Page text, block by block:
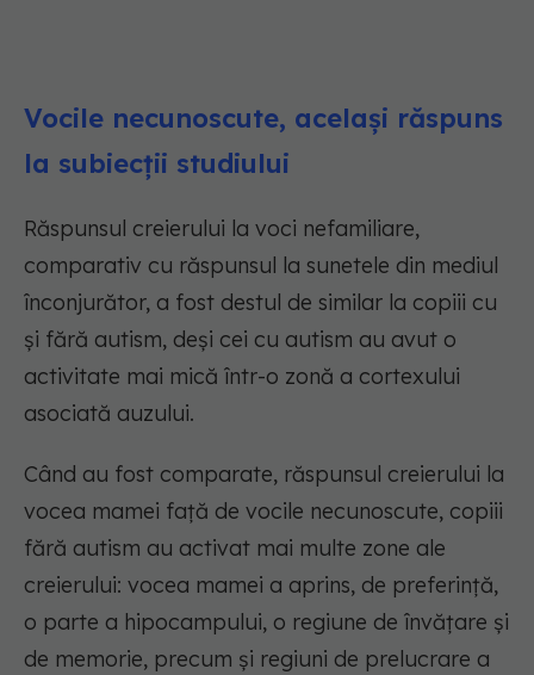
Vocile necunoscute, același răspuns
la subiecții studiului
Răspunsul creierului la voci nefamiliare,
comparativ cu răspunsul la sunetele din mediul
înconjurător, a fost destul de similar la copiii cu
și fără autism, deși cei cu autism au avut o
activitate mai mică într-o zonă a cortexului
asociată auzului.
Când au fost comparate, răspunsul creierului la
vocea mamei față de vocile necunoscute, copiii
fără autism au activat mai multe zone ale
creierului: vocea mamei a aprins, de preferință,
o parte a hipocampului, o regiune de învățare și
de memorie, precum și regiuni de prelucrare a